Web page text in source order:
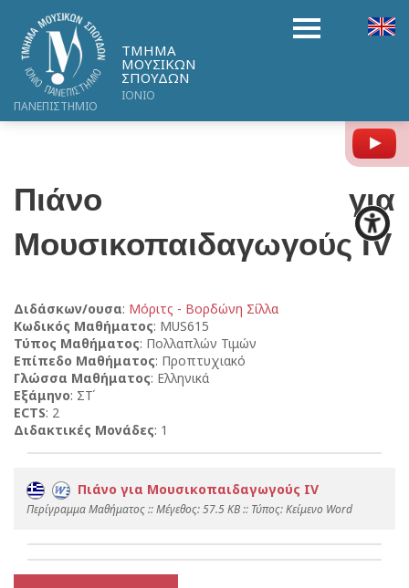
ΤΜΗΜΑ
ΜΟΥΣΙΚΩΝ
ΣΠΟΥΔΩΝ
ΙΟΝΙΟ
ΠΑΝΕΠΙΣΤΗΜΙΟ
Πιάνο για
Μουσικοπαιδαγωγούς ΙV
Διδάσκων/ουσα: Μόριτς - Βορδώνη Σίλλα
Κωδικός Μαθήματος: MUS615
Τύπος Μαθήματος: Πολλαπλών Τιμών
Επίπεδο Μαθήματος: Προπτυχιακό
Γλώσσα Μαθήματος: Ελληνικά
Εξάμηνο: ΣΤ΄
ECTS: 2
Διδακτικές Μονάδες: 1
Πιάνο για Μουσικοπαιδαγωγούς ΙV
Περίγραμμα Μαθήματος :: Mέγεθος: 57.5 KB :: Τύπος: Kείμενο Word